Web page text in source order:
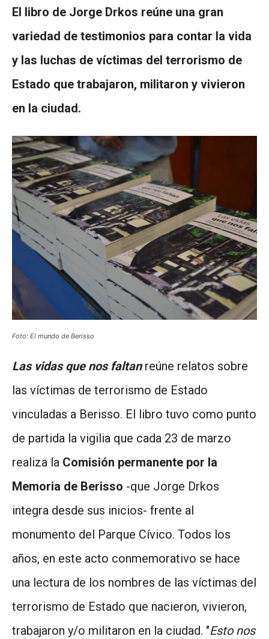
El libro de Jorge Drkos reúne una gran
variedad de testimonios para contar la vida
y las luchas de víctimas del terrorismo de
Estado que trabajaron, militaron y vivieron
en la ciudad.
Foto: El mundo de Berisso
Las vidas que nos faltanreúne relatos sobre
las víctimas de terrorismo de Estado
vinculadas a Berisso. El libro tuvo como punto
de partida la vigilia que cada 23 de marzo
realiza la Comisión permanente por la
Memoria de Berisso -que Jorge Drkos
integra desde sus inicios- frente al
monumento del Parque Cívico. Todos los
años, en este acto conmemorativo se hace
una lectura de los nombres de las víctimas del
terrorismo de Estado que nacieron, vivieron,
trabajaron y/o militaron en la ciudad. "Esto nos